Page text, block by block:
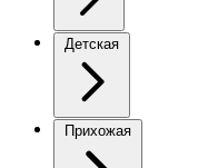
Детская
Прихожая